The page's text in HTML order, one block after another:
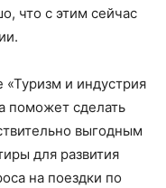
что с этим сейчас
и индустрия
поможет сделать
выгодным
для развития
на поездки по